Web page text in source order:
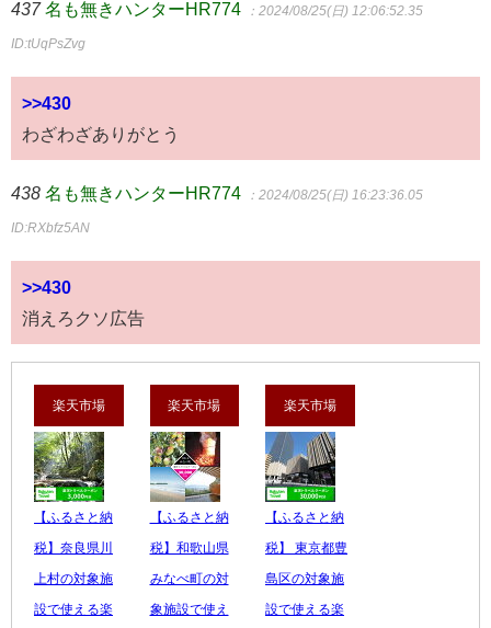
437 名も無きハンターHR774 ：2024/08/25(日) 12:06:52.35
ID:tUqPsZvg
>>430
わざわざありがとう
438 名も無きハンターHR774 ：2024/08/25(日) 16:23:36.05
ID:RXbfz5AN
>>430
消えろクソ広告
楽天市場
【ふるさと納
税】奈良県川
上村の対象施
設で使える楽
楽天市場
【ふるさと納
税】和歌山県
みなべ町の対
象施設で使え
楽天市場
【ふるさと納
税】 東京都豊
島区の対象施
設で使える楽